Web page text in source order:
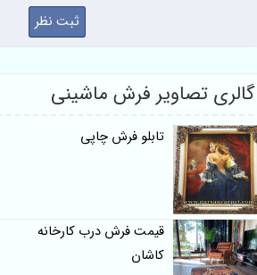
گالری تصاویر فرش ماشینی
تابلو فرش چاپی
قیمت فرش درب کارخانه
کاشان